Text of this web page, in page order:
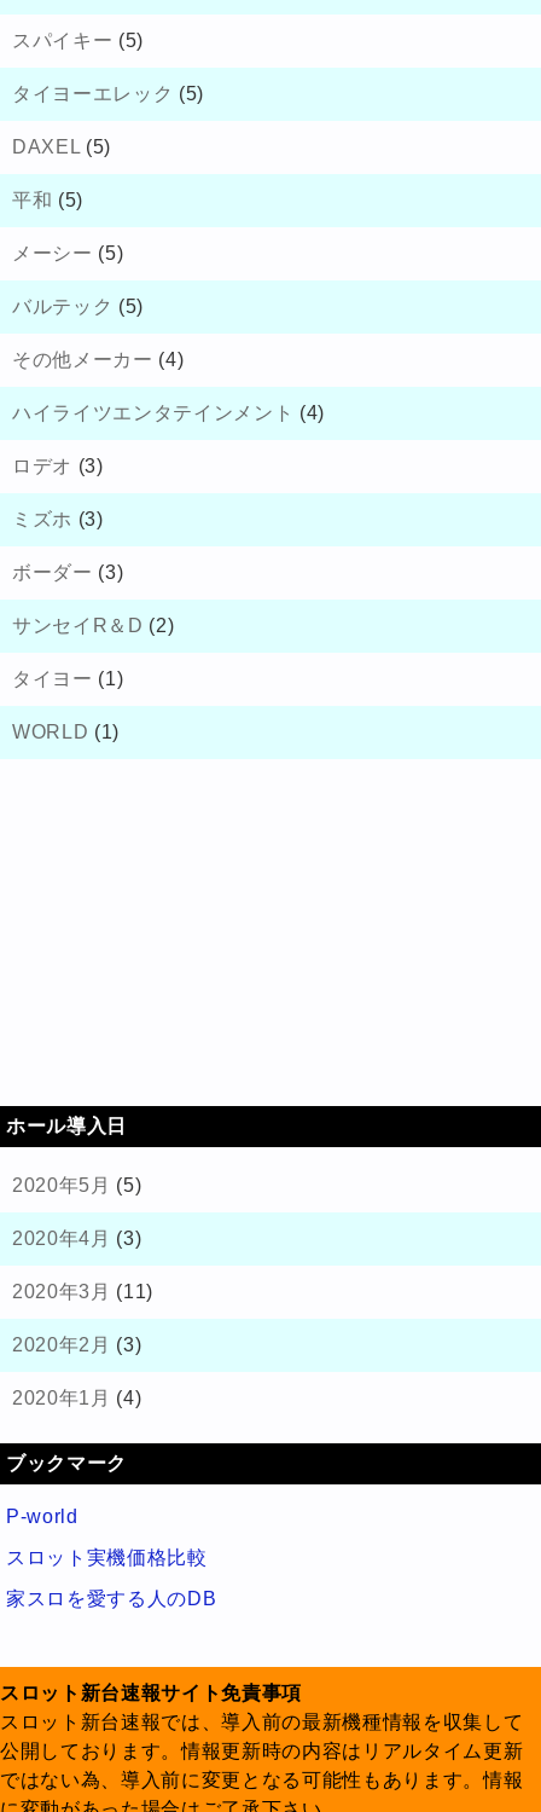
スパイキー (5)
タイヨーエレック (5)
DAXEL (5)
平和 (5)
メーシー (5)
バルテック (5)
その他メーカー (4)
ハイライツエンタテインメント (4)
ロデオ (3)
ミズホ (3)
ボーダー (3)
サンセイR＆D (2)
タイヨー (1)
WORLD (1)
ホール導入日
2020年5月 (5)
2020年4月 (3)
2020年3月 (11)
2020年2月 (3)
2020年1月 (4)
ブックマーク
P-world
スロット実機価格比較
家スロを愛する人のDB
スロット新台速報サイト免責事項
スロット新台速報では、導入前の最新機種情報を収集して
公開しております。情報更新時の内容はリアルタイム更新
ではない為、導入前に変更となる可能性もあります。情報